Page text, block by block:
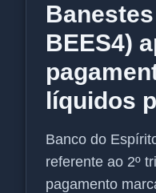
BEES4)
líquidos
Banco do
referente ao 2º
pagamento